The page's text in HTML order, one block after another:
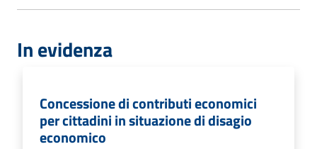
In evidenza
Concessione di contributi economici
per cittadini in situazione di disagio
economico